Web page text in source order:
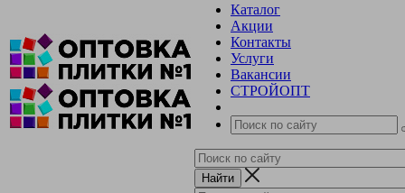
Каталог
Акции
Контакты
Услуги
Вакансии
СТРОЙОПТ